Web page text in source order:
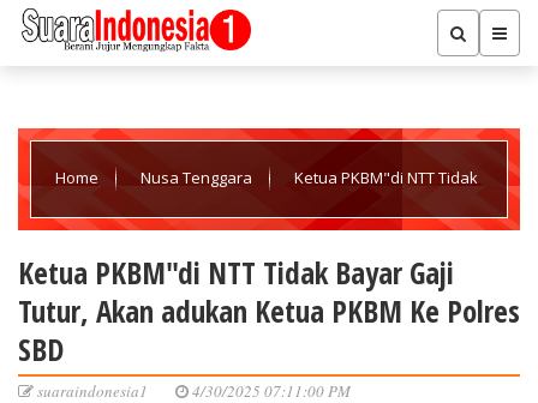
Home Nusa Tenggara Ketua PKBM"di NTT Tidak
Ketua PKBM"di NTT Tidak Bayar Gaji
Tutur, Akan adukan Ketua PKBM Ke Polres
SBD
suaraindonesia1 4/30/2025 07:11:00 PM